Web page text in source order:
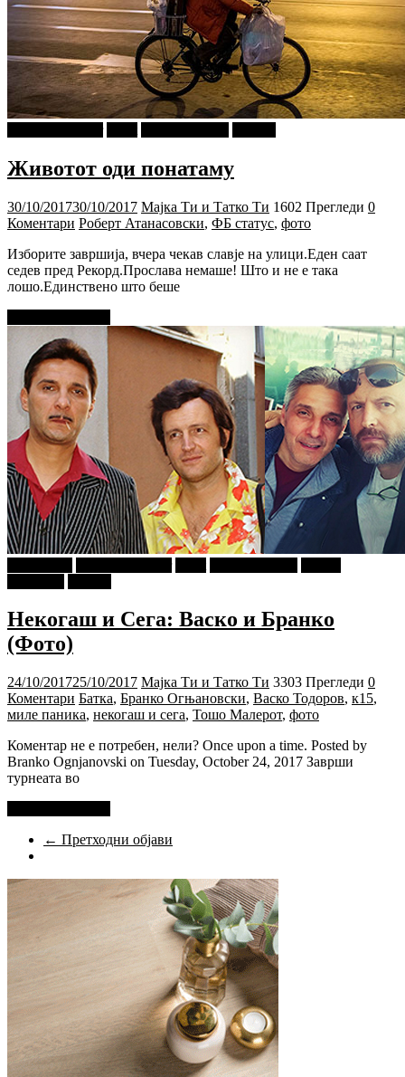
Животот оди понатаму
30/10/201730/10/2017 Мајка Ти и Татко Ти 1602 Прегледи 0
Коментари Роберт Атанасовски, ФБ статус, фото
Изборите завршија, вчера чекав славје на улици.Еден саат
седев пред Рекорд.Прослава немаше! Што и не е така
лошо.Единствено што беше
Некогаш и Сега: Васко и Бранко
(Фото)
24/10/201725/10/2017 Мајка Ти и Татко Ти 3303 Прегледи 0
Коментари Батка, Бранко Огњановски, Васко Тодоров, к15,
миле паника, некогаш и сега, Тошо Малерот, фото
Коментар не е потребен, нели? Once upon a time. Posted by
Branko Ognjanovski on Tuesday, October 24, 2017 Заврши
турнеата во
← Претходни објави